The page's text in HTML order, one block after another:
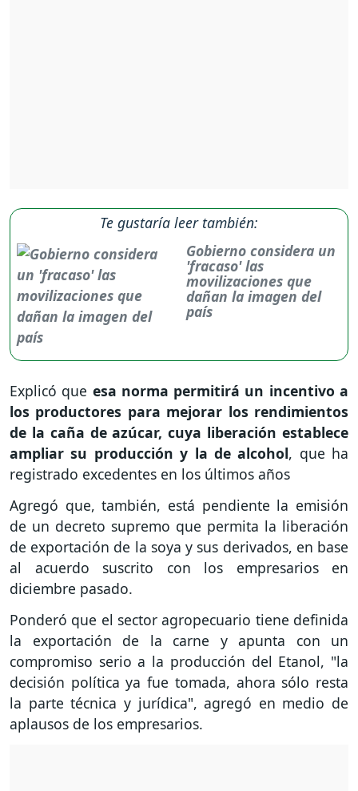
Te gustaría leer también:
Gobierno considera un
'fracaso' las
movilizaciones que
dañan la imagen del
país
Explicó que esa norma permitirá un incentivo a
los productores para mejorar los rendimientos
de la caña de azúcar, cuya liberación establece
ampliar su producción y la de alcohol, que ha
registrado excedentes en los últimos años
Agregó que, también, está pendiente la emisión
de un decreto supremo que permita la liberación
de exportación de la soya y sus derivados, en base
al acuerdo suscrito con los empresarios en
diciembre pasado.
Ponderó que el sector agropecuario tiene definida
la exportación de la carne y apunta con un
compromiso serio a la producción del Etanol, "la
decisión política ya fue tomada, ahora sólo resta
la parte técnica y jurídica", agregó en medio de
aplausos de los empresarios.